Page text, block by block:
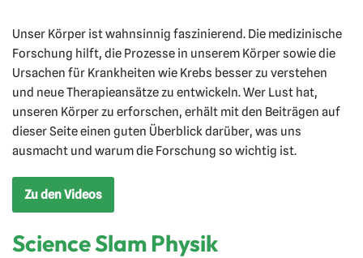
Unser Körper ist wahnsinnig faszinierend. Die medizinische
Forschung hilft, die Prozesse in unserem Körper sowie die
Ursachen für Krankheiten wie Krebs besser zu verstehen
und neue Therapieansätze zu entwickeln. Wer Lust hat,
unseren Körper zu erforschen, erhält mit den Beiträgen auf
dieser Seite einen guten Überblick darüber, was uns
ausmacht und warum die Forschung so wichtig ist.
Zu den Videos
Science Slam Physik